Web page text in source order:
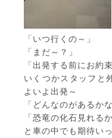
「いつ行くの～」
「まだ～？」
「出発する前にお約
いくつかスタッフと
よいよ出発～
「どんなのがあるかな
「恐竜の化石見れるか
と車の中でも期待い